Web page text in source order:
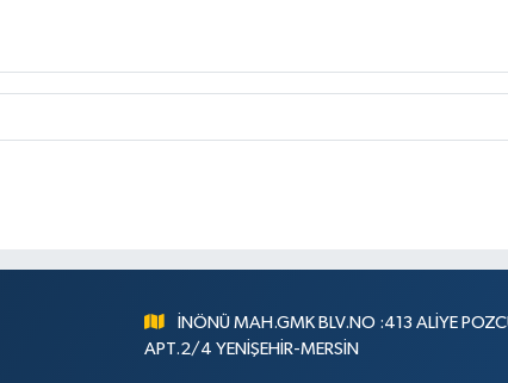
İNÖNÜ MAH.GMK BLV.NO :413 ALİYE
APT.2/4 YENİŞEHİR-MERSİN